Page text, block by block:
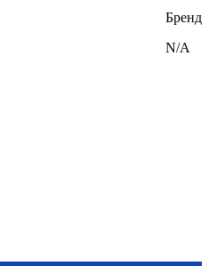
Бренд
N/A